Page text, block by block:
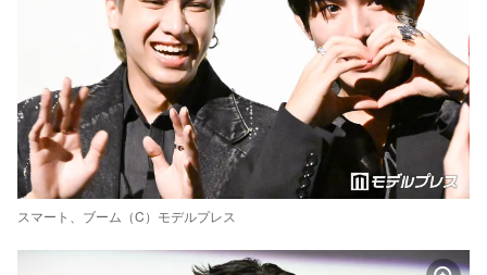
スマート、ブーム（C）モデルプレス